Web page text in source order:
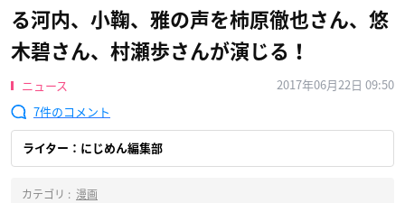
る河内、小鞠、雅の声を柿原徹也さん、悠
木碧さん、村瀬歩さんが演じる！
ニュース
2017年06月22日 09:50
7
ライター：にじめん編集部
カテゴリ : 漫画